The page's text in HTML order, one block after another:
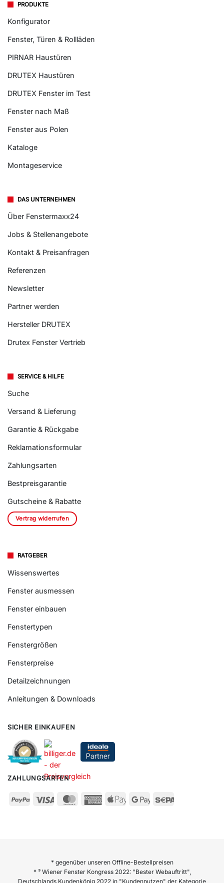
PRODUKTE
Konfigurator
Fenster, Türen & Rollläden
PIRNAR Haustüren
DRUTEX Haustüren
DRUTEX Fenster im Test
Fenster nach Maß
Fenster aus Polen
Kataloge
Montageservice
DAS UNTERNEHMEN
Über Fenstermaxx24
Jobs & Stellenangebote
Kontakt & Preisanfragen
Referenzen
Newsletter
Partner werden
Hersteller DRUTEX
Drutex Fenster Vertrieb
SERVICE & HILFE
Suche
Versand & Lieferung
Garantie & Rückgabe
Reklamationsformular
Zahlungsarten
Bestpreisgarantie
Gutscheine & Rabatte
Vertrag widerrufen
RATGEBER
Wissenswertes
Fenster ausmessen
Fenster einbauen
Fenstertypen
Fenstergrößen
Fensterpreise
Detailzeichnungen
Anleitungen & Downloads
SICHER EINKAUFEN
ZAHLUNGSARTEN
* gegenüber unseren Offline-Bestellpreisen
* ³ Wiener Fenster Kongress 2022: "Bester Webauftritt",
Deutschlands Kundenkönig 2022 in "Kundennutzen" der Kategorie